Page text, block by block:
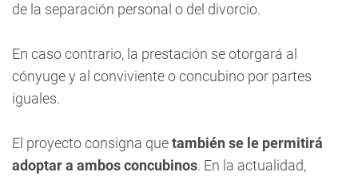
de la separación personal o del divorcio.
En caso contrario, la prestación se otorgará al
cónyuge y al conviviente o concubino por partes
iguales.
El proyecto consigna quetambién se le permitirá
adoptar a ambos concubinos. En la actualidad,